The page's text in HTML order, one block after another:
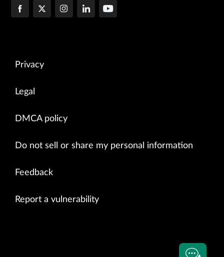
Privacy
Legal
DMCA policy
Do not sell or share my personal information
Feedback
Report a vulnerability